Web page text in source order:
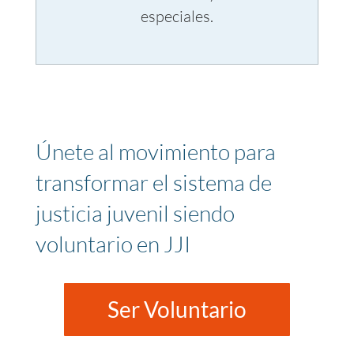
especiales.
Únete al movimiento para
transformar el sistema de
justicia juvenil siendo
voluntario en JJI
Ser Voluntario